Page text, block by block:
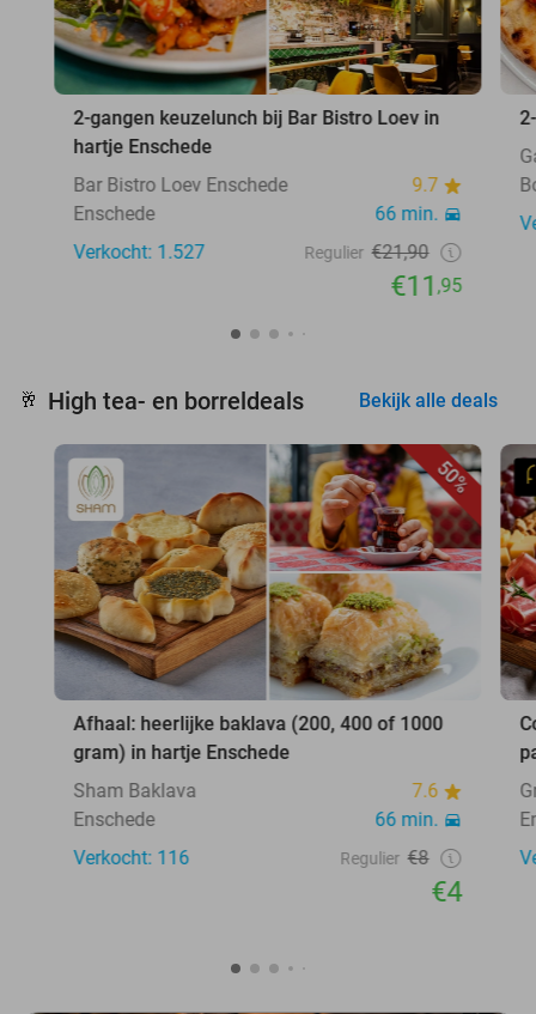
2-gangen keuzelunch bij Bar Bistro Loev in
hartje Enschede
Bar Bistro Loev Enschede
9.7
Enschede
66 min.
Verkocht: 1.527
Regulier €21,90
€11,95
🥂 High tea- en borreldeals Bekijk alle deals
50%
Afhaal: heerlijke baklava (200, 400 of 1000
gram) in hartje Enschede
Sham Baklava
7.6
Enschede
66 min.
Verkocht: 116
Regulier €8
€4